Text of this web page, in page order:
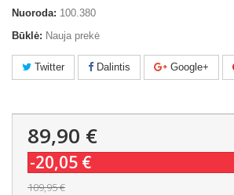
Nuoroda: 100.380
Būklė: Nauja prekė
Twitter Dalintis Google+
89,90 €
-20,05 €
109,95 €